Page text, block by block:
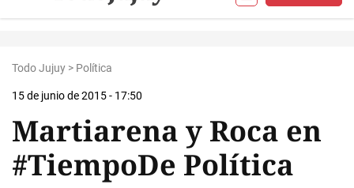
Todo Jujuy > Política
15 de junio de 2015 - 17:50
Martiarena y Roca en
#TiempoDe Política